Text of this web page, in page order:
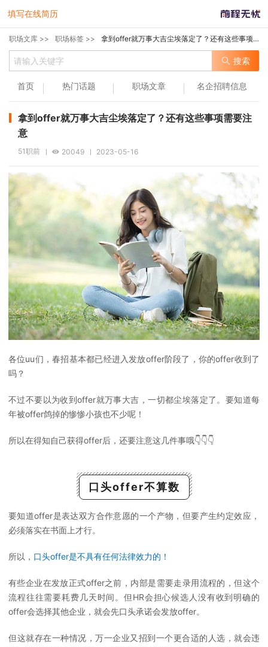
填写在线简历
职场文库 >> 职场标签 >> 拿到offer就万事大吉尘埃落定了？还有这些事项需要注意
搜索
首页 热门话题 职场文章 名企招聘信息
拿到offer就万事大吉尘埃落定了？还有这些事项需要注
意
51职前 20049 2023-05-16
各位uu们，春招基本都已经进入发放offer阶段了，你的offer收到了
吗？
不过不要以为收到offer就万事大吉，一切都尘埃落定了。要知道每
年被offer鸽掉的惨惨小孩也不少呢！
所以在得知自己获得offer后，还要注意这几件事哦👇👇👇
口头offer不算数
要知道offer是表达双方合作意愿的一个产物，但要产生约定效应，
必须落实在书面上才行。
所以， 口头offer是不具有任何法律效力的！
有些企业在发放正式offer之前，内部是需要走录用流程的，但这个
流程往往需要耗费几天时间。但HR会担心候选人没有收到明确的
offer会选择其他企业，就会先口头承诺会发放offer。
但这就存在一种情况，万一企业又招到一个更合适的人选，就会违